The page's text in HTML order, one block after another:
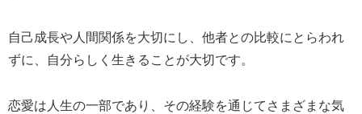
自己成長や人間関係を大切にし、他者との比較にとらわれ
ずに、自分らしく生きることが大切です。
恋愛は人生の一部であり、その経験を通じてさまざまな気